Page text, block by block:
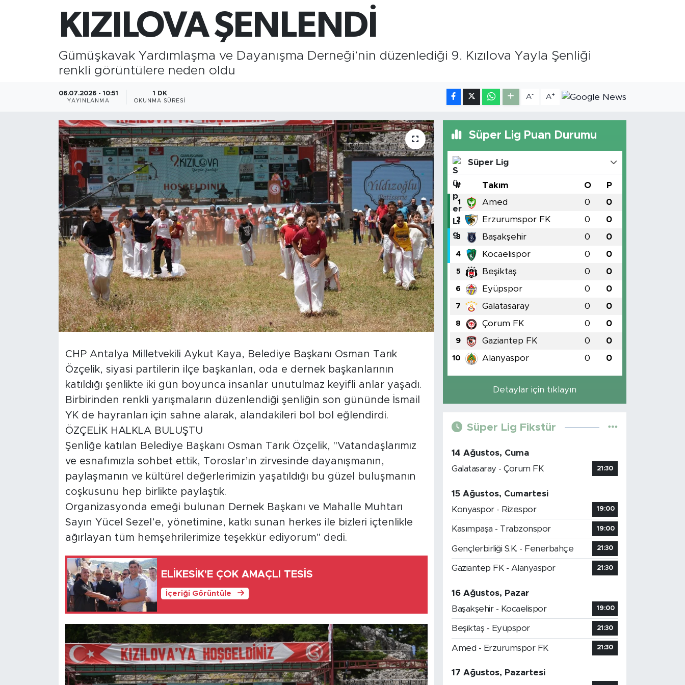
KIZILOVA ŞENLENDİ
Gümüşkavak Yardımlaşma ve Dayanışma Derneği’nin düzenlediği 9. Kızılova Yayla Şenliği
renkli görüntülere neden oldu
06.07.2026 - 10:51
YAYINLANMA
1 DK
OKUNMA SÜRESI
A- A+
CHP Antalya Milletvekili Aykut Kaya, Belediye Başkanı Osman Tarık
Özçelik, siyasi partilerin ilçe başkanları, oda e dernek başkanlarının
katıldığı şenlikte iki gün boyunca insanlar unutulmaz keyifli anlar yaşadı.
Birbirinden renkli yarışmaların düzenlendiği şenliğin son gününde İsmail
YK de hayranları için sahne alarak, alandakileri bol bol eğlendirdi.
ÖZÇELİK HALKLA BULUŞTU
Şenliğe katılan Belediye Başkanı Osman Tarık Özçelik, "Vatandaşlarımız
ve esnafımızla sohbet ettik, Toroslar’ın zirvesinde dayanışmanın,
paylaşmanın ve kültürel değerlerimizin yaşatıldığı bu güzel buluşmanın
coşkusunu hep birlikte paylaştık.
Organizasyonda emeği bulunan Dernek Başkanı ve Mahalle Muhtarı
Sayın Yücel Sezel’e, yönetimine, katkı sunan herkes ile bizleri içtenlikle
ağırlayan tüm hemşehrilerimize teşekkür ediyorum" dedi.
ELİKESİK'E ÇOK AMAÇLI TESİS
İçeriği Görüntüle
Süper Lig Puan Durumu
Süper Lig
# Takım O P
1 Amed 0 0
2 Erzurumspor FK 0 0
3 Başakşehir 0 0
4 Kocaelispor 0 0
5 Beşiktaş 0 0
6 Eyüpspor 0 0
7 Galatasaray 0 0
8 Çorum FK 0 0
9 Gaziantep FK 0 0
10 Alanyaspor 0 0
Detaylar için tıklayın
Süper Lig Fikstür
14 Ağustos, Cuma
Galatasaray - Çorum FK
21:30
15 Ağustos, Cumartesi
Konyaspor - Rizespor
19:00
Kasımpaşa - Trabzonspor 19:00
Gençlerbirliği S.K. - Fenerbahçe 21:30
Gaziantep FK - Alanyaspor 21:30
16 Ağustos, Pazar
Başakşehir - Kocaelispor
19:00
Beşiktaş - Eyüpspor 21:30
Amed - Erzurumspor FK 21:30
17 Ağustos, Pazartesi
Gazipaşa
Gündem
İnşaat-Emlak
Kültür-Sanat
Siyaset
Turizm
Türkiye
Yaşam